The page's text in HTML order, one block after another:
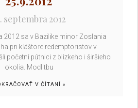
septembra 2012
2012 sa v Bazilike minor Zoslania
pri kláštore redemptoristov v
početní pútnici z blízkeho i širšieho
okolia. Modlitbu
V ČÍTANÍ »